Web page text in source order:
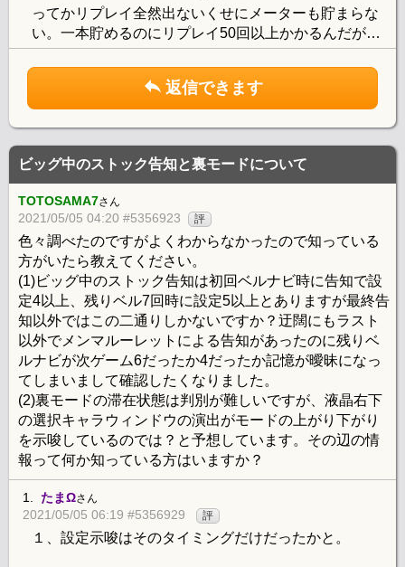
ってかリプレイ全然出ないくせにメーターも貯まらな
い。一本貯めるのにリプレイ50回以上かかるんだが…
返信できます
ビッグ中のストック告知と裏モードについて
TOTOSAMA7さん
2021/05/05 04:20 #5356923 評
色々調べたのですがよくわからなかったので知っている
方がいたら教えてください。
(1)ビッグ中のストック告知は初回ベルナビ時に告知で設
定4以上、残りベル7回時に設定5以上とありますが最終告
知以外ではこの二通りしかないですか？迂闊にもラスト
以外でメンマルーレットによる告知があったのに残りベ
ルナビが次ゲーム6だったか4だったか記憶が曖昧になっ
てしまいまして確認したくなりました。
(2)裏モードの滞在状態は判別が難しいですが、液晶右下
の選択キャラウィンドウの演出がモードの上がり下がり
を示唆しているのでは？と予想しています。その辺の情
報って何か知っている方はいますか？
1. たまΩさん
2021/05/05 06:19 #5356929 評
１、設定示唆はそのタイミングだけだったかと。